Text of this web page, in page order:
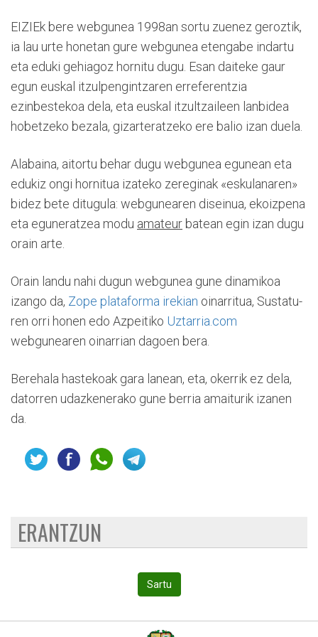
EIZIEk bere webgunea 1998an sortu zuenez geroztik,
ia lau urte honetan gure webgunea etengabe indartu
eta eduki gehiagoz hornitu dugu. Esan daiteke gaur
egun euskal itzulpengintzaren erreferentzia
ezinbestekoa dela, eta euskal itzultzaileen lanbidea
hobetzeko bezala, gizarteratzeko ere balio izan duela.
Alabaina, aitortu behar dugu webgunea egunean eta
edukiz ongi hornitua izateko zereginak «eskulanaren»
bidez bete ditugula: webgunearen diseinua, ekoizpena
eta eguneratzea modu amateur batean egin izan dugu
orain arte.
Orain landu nahi dugun webgunea gune dinamikoa
izango da, Zope plataforma irekian oinarritua, Sustatu-
ren orri honen edo Azpeitiko Uztarria.com
webgunearen oinarrian dagoen bera.
Berehala hastekoak gara lanean, eta, okerrik ez dela,
datorren udazkenerako gune berria amaiturik izanen
da.
ERANTZUN
Sartu